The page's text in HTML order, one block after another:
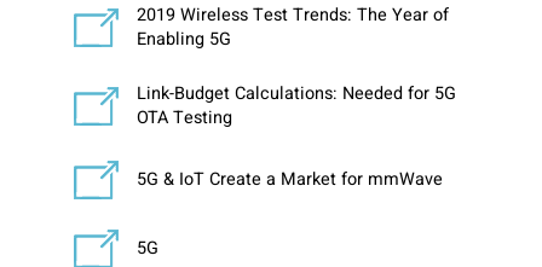
2019 Wireless Test Trends: The Year of
Enabling 5G
Link-Budget Calculations: Needed for 5G
OTA Testing
5G & IoT Create a Market for mmWave
5G